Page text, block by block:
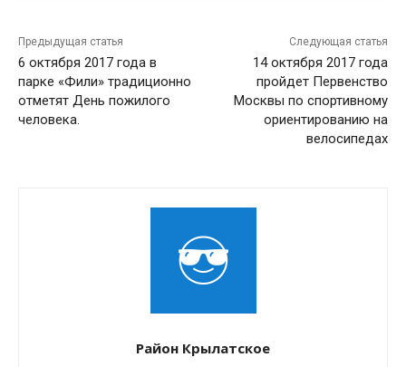
Предыдущая статья
6 октября 2017 года в
парке «Фили» традиционно
отметят День пожилого
человека.
Следующая статья
14 октября 2017 года
пройдет Первенство
Москвы по спортивному
ориентированию на
велосипедах
Район Крылатское